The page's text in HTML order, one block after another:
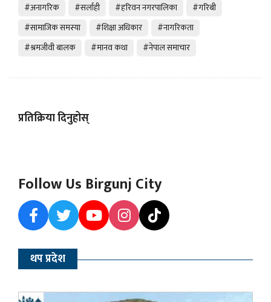
#अनागरिक
#सर्लाही #हरिवन नगरपालिका
#गरिबी
#सामाजिक समस्या
#शिक्षा अधिकार
#नागरिकता
#श्रमजीवी बालक
#मानव कथा #नेपाल समाचार
प्रतिक्रिया दिनुहोस्
Follow Us Birgunj City
थप प्रदेश